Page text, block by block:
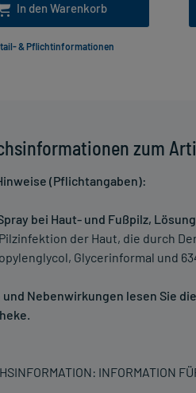
zum
(Pflichtangaben):
bei Haut- und Fußpilz, Lösung
der Haut, die durch
Glycerinformal und
und Nebenwirkungen lesen Sie
INFORMATION
In den Warenkorb
& Pflichtinformationen